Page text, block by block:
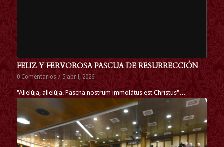
FELIZ Y FERVOROSA PASCUA DE RESURRECCIÓN
0 Comentarios / 5 abril, 2026
"Allelúja, allelúja. Pascha nostrum immolátus est Christus"…